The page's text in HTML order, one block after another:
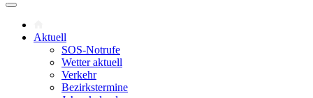
Aktuell
SOS-Notrufe
Wetter aktuell
Verkehr
Bezirkstermine